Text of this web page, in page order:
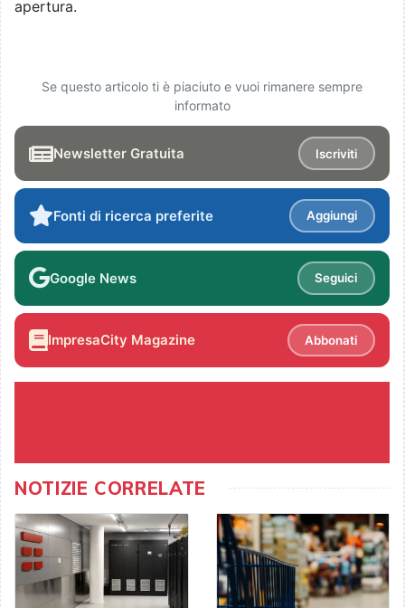
apertura.
Se questo articolo ti è piaciuto e vuoi rimanere sempre
informato
Newsletter Gratuita Iscriviti
Fonti di ricerca preferite Aggiungi
Google News Seguici
ImpresaCity Magazine Abbonati
NOTIZIE CORRELATE